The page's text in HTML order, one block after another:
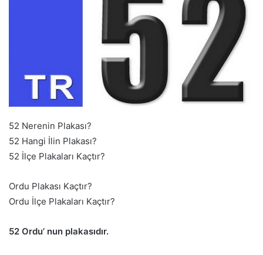
52 Nerenin Plakası?
52 Hangi İlin Plakası?
52 İlçe Plakaları Kaçtır?
Ordu Plakası Kaçtır?
Ordu İlçe Plakaları Kaçtır?
52 Ordu’ nun plakasıdır.